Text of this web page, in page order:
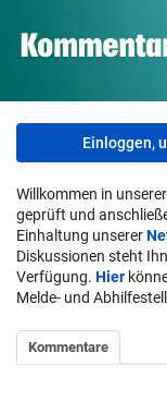
Einloggen,
Willkommen in
geprüft und
Einhaltung unserer
Diskussionen steht
Verfügung. Hier
Melde- und